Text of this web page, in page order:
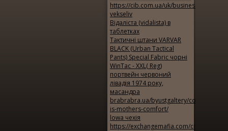
https://cib.com.ua/uk/business/page/
vekseliv
Відаліста (vidalista) в
таблетках
Тактичні штани VARVAR
BLACK (Urban Tactical
Pants) Special Fabric чорні
WinTac - XXL( Reg)
портвейн червоний
лівадія 1974 року,
масандра
brabrabra.ua/byustgaltery/collection-
is-mothers-comfort/
lowa чехія
https://exchangemafia.com/city/munich/